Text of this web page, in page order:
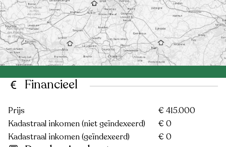
Financieel
Prijs
€ 415.000
Kadastraal inkomen (niet geïndexeerd)
€ 0
Kadastraal inkomen (geïndexeerd)
€ 0